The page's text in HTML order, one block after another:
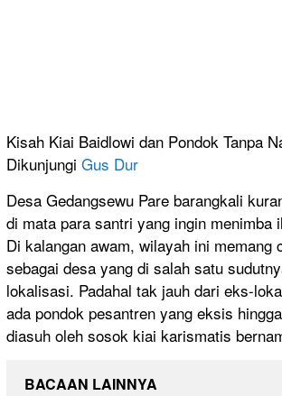
Kisah Kiai Baidlowi dan Pondok Tanpa
Dikunjungi Gus Dur
Desa Gedangsewu Pare barangkali
di mata para santri yang ingin menimba
Di kalangan awam, wilayah ini memang
sebagai desa yang di salah satu
lokalisasi. Padahal tak jauh dari eks-
ada pondok pesantren yang eksis
diasuh oleh sosok kiai karismatis
BACAAN LAINNYA